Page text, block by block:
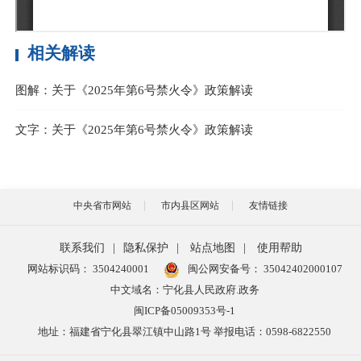
相关解读
图解：关于《2025年第6号禁火令》政策解读
文字：关于《2025年第6号禁火令》政策解读
中央省市网站 市内县区网站 友情链接
联系我们 | 隐私保护 | 站点地图 |
使用帮助
网站标识码： 3504240001
闽公网安备号： 35042402000107
中文域名：宁化县人民政府.政务
闽ICP备05009353号-1
地址：福建省宁化县翠江镇中山路1号 举报电话：0598-6822550